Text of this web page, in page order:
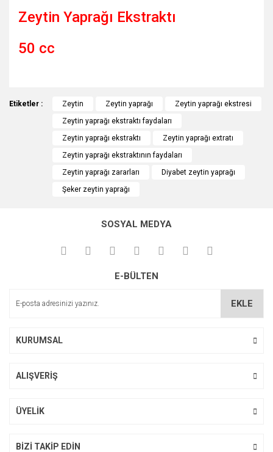
Zeytin Yaprağı Ekstraktı
50 cc
Bu ürüne ilk yorumu siz yapın!
konularda yetersiz gördüğünüz noktaları öneri formunu
kullanarak tarafımıza iletebilirsiniz.
Görüş ve önerileriniz için teşekkür ederiz.
Ürün resmi kalitesiz, bozuk veya görüntülenemiyor.
Ürün açıklamasında eksik bilgiler bulunuyor.
Ürün bilgilerinde hatalar bulunuyor.
Bu ürüne benzer farklı alternatifler olmalı.
Etiketler : Zeytin Zeytin yaprağı
Zeytin yaprağı ekstresi
Zeytin yaprağı ekstraktı faydaları
Zeytin yaprağı ekstraktı
Zeytin yaprağı extratı
Zeytin yaprağı ekstraktının faydaları
Zeytin yaprağı zararları
Diyabet zeytin yaprağı
Şeker zeytin yaprağı
SOSYAL MEDYA
E-BÜLTEN
EKLE
KURUMSAL
ALIŞVERİŞ
ÜYELİK
BİZİ TAKİP EDİN